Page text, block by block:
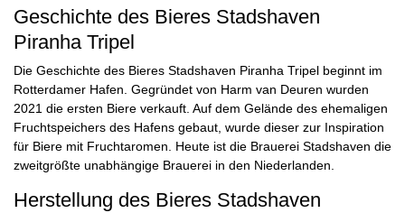
Geschichte des Bieres Stadshaven
Piranha Tripel
Die Geschichte des Bieres Stadshaven Piranha Tripel beginnt im
Rotterdamer Hafen. Gegründet von Harm van Deuren wurden
2021 die ersten Biere verkauft. Auf dem Gelände des ehemaligen
Fruchtspeichers des Hafens gebaut, wurde dieser zur Inspiration
für Biere mit Fruchtaromen. Heute ist die Brauerei Stadshaven die
zweitgrößte unabhängige Brauerei in den Niederlanden.
Herstellung des Bieres Stadshaven